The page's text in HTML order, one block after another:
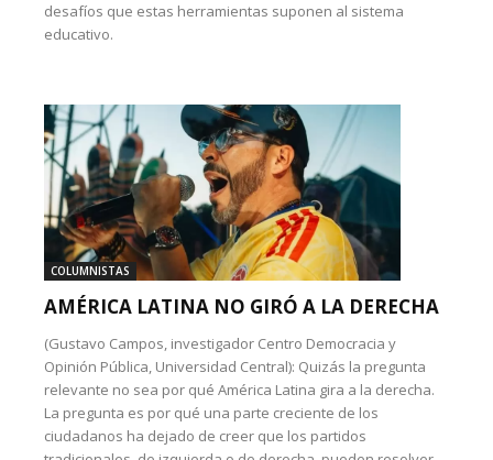
desafíos que estas herramientas suponen al sistema
educativo.
COLUMNISTAS
AMÉRICA LATINA NO GIRÓ A LA DERECHA
(Gustavo Campos, investigador Centro Democracia y
Opinión Pública, Universidad Central): Quizás la pregunta
relevante no sea por qué América Latina gira a la derecha.
La pregunta es por qué una parte creciente de los
ciudadanos ha dejado de creer que los partidos